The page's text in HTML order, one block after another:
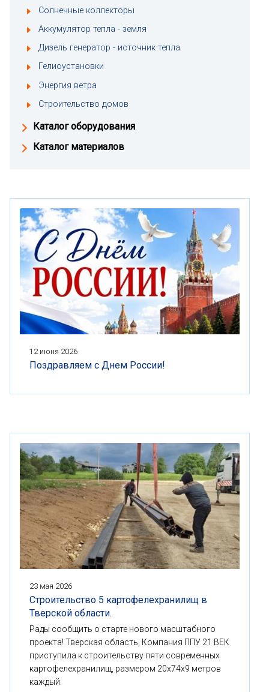
Солнечные коллекторы
Аккумулятор тепла - земля
Дизель генератор - источник тепла
Гелиоустановки
Энергия ветра
Строительство домов
Каталог оборудования
Каталог материалов
12 июня 2026
Поздравляем с Днем России!
23 мая 2026
Строительство 5 картофелехранилищ в
Тверской области.
Рады сообщить о старте нового масштабного
проекта! Тверская область, Компания ППУ 21 ВЕК
приступила к строительству пяти современных
картофелехранилищ, размером 20x74x9 метров
каждый.